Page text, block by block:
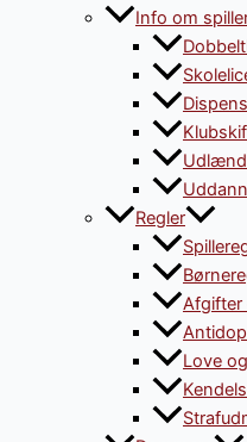
Info om
Regler
Afgifter
Love